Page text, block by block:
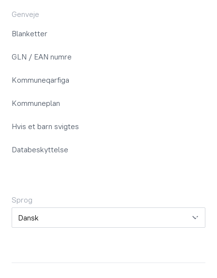
Genveje
Blanketter
GLN / EAN numre
Kommuneqarfiga
Kommuneplan
Hvis et barn svigtes
Databeskyttelse
Sprog
Sprog